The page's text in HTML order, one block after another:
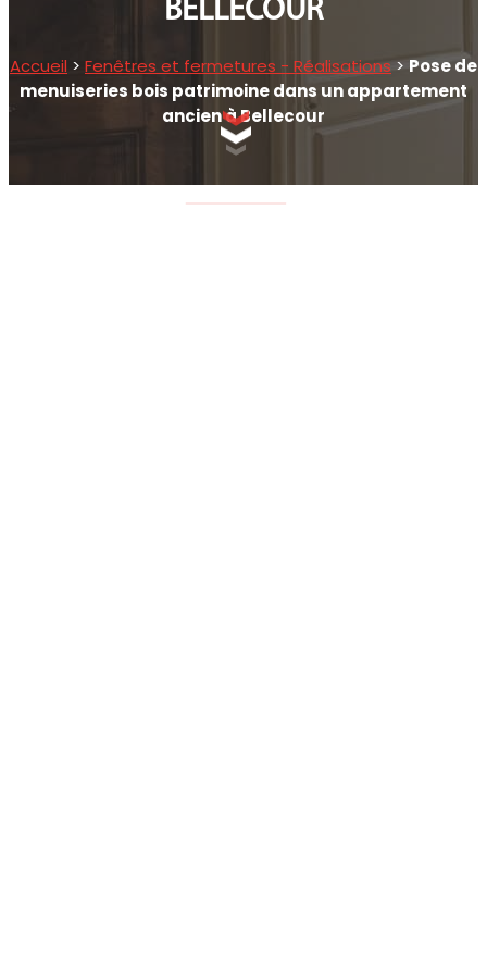
BELLECOUR
Accueil > Fenêtres et fermetures - Réalisations>Pose de
menuiseries bois patrimoine dans un appartement
ancien à Bellecour